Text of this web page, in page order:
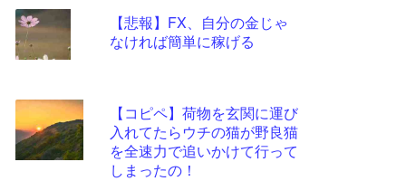
【悲報】FX、自分の金じゃ
なければ簡単に稼げる
【コピペ】荷物を玄関に運び
入れてたらウチの猫が野良猫
を全速力で追いかけて行って
しまったの！
- 固
定リ
ンク
ツー
ル